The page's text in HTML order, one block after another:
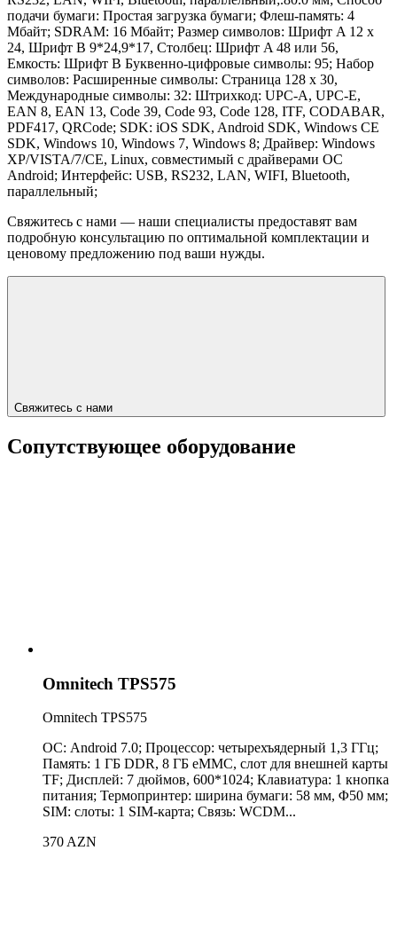
подачи бумаги: Простая загрузка бумаги; Флеш-память: 4
Мбайт; SDRAM: 16 Мбайт; Размер символов: Шрифт A 12 x
24, Шрифт B 9*24,9*17, Столбец: Шрифт A 48 или 56,
Емкость: Шрифт B Буквенно-цифровые символы: 95; Набор
символов: Расширенные символы: Страница 128 x 30,
Международные символы: 32: Штрихкод: UPC-A, UPC-E,
EAN 8, EAN 13, Code 39, Code 93, Code 128, ITF, CODABAR,
PDF417, QRCode; SDK: iOS SDK, Android SDK, Windows CE
SDK, Windows 10, Windows 7, Windows 8; Драйвер: Windows
XP/VISTA/7/CE, Linux, совместимый с драйверами ОС
Android; Интерфейс: USB, RS232, LAN, WIFI, Bluetooth,
параллельный;
Свяжитесь с нами — наши специалисты предоставят вам
подробную консультацию по оптимальной комплектации и
ценовому предложению под ваши нужды.
Свяжитесь с нами
Сопутствующее оборудование
Omnitech TPS575
Omnitech TPS575
ОС: Android 7.0; Процессор: четырехъядерный 1,3 ГГц;
Память: 1 ГБ DDR, 8 ГБ eMMC, слот для внешней карты
TF; Дисплей: 7 дюймов, 600*1024; Клавиатура: 1 кнопка
питания; Термопринтер: ширина бумаги: 58 ​​мм, Φ50 мм;
SIM: слоты: 1 SIM-карта; Связь: WCDM...
370 AZN